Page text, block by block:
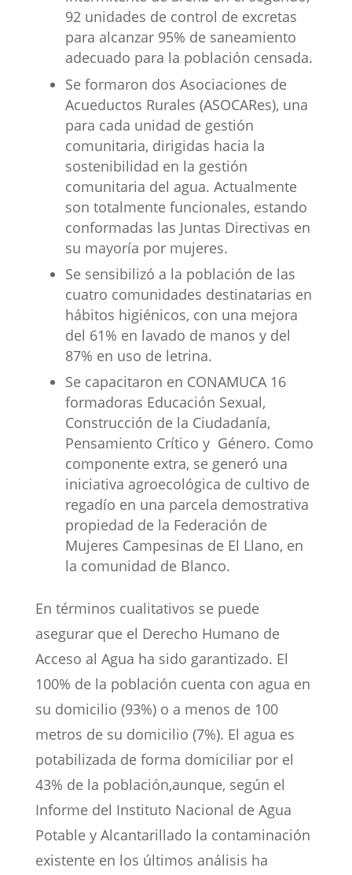
92 unidades de control de excretas
para alcanzar 95% de saneamiento
adecuado para la población censada.
Se formaron dos Asociaciones de
Acueductos Rurales (ASOCARes), una
para cada unidad de gestión
comunitaria, dirigidas hacia la
sostenibilidad en la gestión
comunitaria del agua. Actualmente
son totalmente funcionales, estando
conformadas las Juntas Directivas en
su mayoría por mujeres.
Se sensibilizó a la población de las
cuatro comunidades destinatarias en
hábitos higiénicos, con una mejora
del 61% en lavado de manos y del
87% en uso de letrina.
Se capacitaron en CONAMUCA 16
formadoras Educación Sexual,
Construcción de la Ciudadanía,
Pensamiento Crítico y Género. Como
componente extra, se generó una
iniciativa agroecológica de cultivo de
regadío en una parcela demostrativa
propiedad de la Federación de
Mujeres Campesinas de El Llano, en
la comunidad de Blanco.
En términos cualitativos se puede
asegurar que el Derecho Humano de
Acceso al Agua ha sido garantizado. El
100% de la población cuenta con agua en
su domicilio (93%) o a menos de 100
metros de su domicilio (7%). El agua es
potabilizada de forma domiciliar por el
43% de la población,aunque, según el
Informe del Instituto Nacional de Agua
Potable y Alcantarillado la contaminación
existente en los últimos análisis ha